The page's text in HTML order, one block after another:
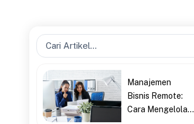
Search
...
Manajemen
Bisnis Remote:
Cara Mengelola...